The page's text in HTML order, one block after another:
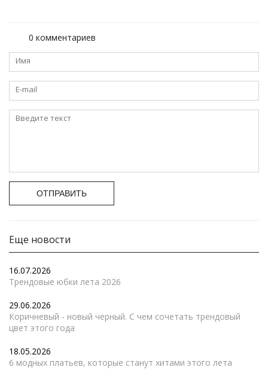
0 комментариев
ОТПРАВИТЬ
Еще новости
16.07.2026
Трендовые юбки лета 2026
29.06.2026
Коричневый - новый черный. С чем сочетать трендовый
цвет этого года
18.05.2026
6 модных платьев, которые станут хитами этого лета